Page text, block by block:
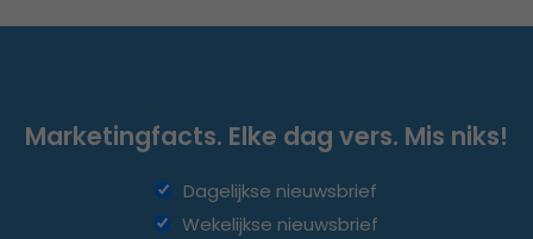
Marketingfacts. Elke dag vers. Mis niks!
Dagelijkse nieuwsbrief
Wekelijkse nieuwsbrief